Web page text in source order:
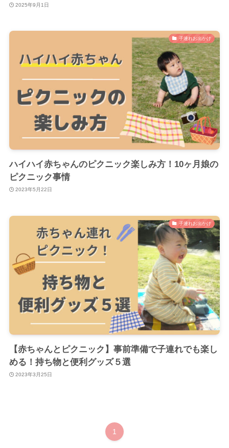
2025年9月1日
子連れお出かけ
ハイハイ赤ちゃんのピクニック楽しみ方！10ヶ月娘の
ピクニック事情
2023年5月22日
子連れお出かけ
【赤ちゃんとピクニック】事前準備で子連れでも楽し
める！持ち物と便利グッズ５選
2023年3月25日
1